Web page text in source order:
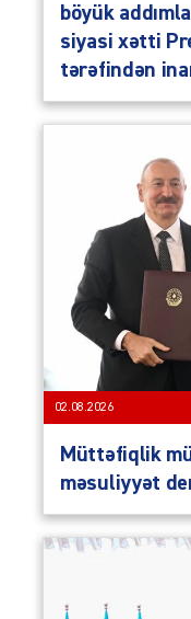
böyük
siyasi xətti
tərəfindən
02.08.2026
Müttəfiqlik
məsuliyyət